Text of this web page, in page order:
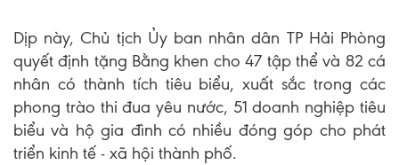
Dịp này, Chủ tịch Ủy ban nhân dân TP Hải Phòng
quyết định tặng Bằng khen cho 47 tập thể và 82 cá
nhân có thành tích tiêu biểu, xuất sắc trong các
phong trào thi đua yêu nước, 51 doanh nghiệp tiêu
biểu và hộ gia đình có nhiều đóng góp cho phát
triển kinh tế - xã hội thành phố.